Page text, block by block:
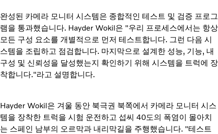
완성된 카메라 모니터 시스템은 종합적인 테스트 및 검증 프로그
램을 통과했습니다. Hayder Wokil은 "우리 프로세스에서는 항상
모든 구성 요소를 개별적으로 먼저 테스트합니다. 그런 다음 시
스템을 조립하고 점검합니다. 마지막으로 설계한 성능, 기능, 내
구성 및 신뢰성을 달성했는지 확인하기 위해 시스템을 트럭에 장
착합니다."라고 설명합니다.
Hayder Wokil은 겨울 동안 북극권 북쪽에서 카메라 모니터 시스
템을 장착한 트럭을 시험 운전하고 섭씨 40도의 폭염이 몰아치
는 스페인 남부의 오르막과 내리막길을 주행했습니다. "테스트